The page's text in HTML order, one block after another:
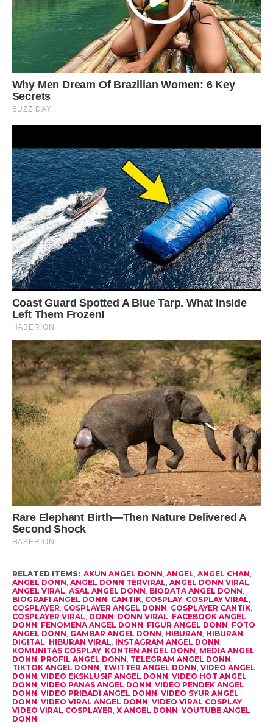
RELATED ITEMS: AKUN ANGEL DONN, ANGEL, ANGEL CHAN,
ANGEL DONN, ANGEL DONN TERVIRAL, ANGEL DONN VIRAL,
ANGEL VIRAL, ASAL ANGEL DONN, BIODATA ANGEL DONN,
BIOGRAFI ANGEL DONN, CANTIK, COSPLAY, COSPLAY VIRAL,
COSPLAYER, COSPLAYER ANGEL DONN, COSPLAYER CANTIK,
COSPLAYER VIRAL, DONN, DONN VIRAL, FACEBOOK ANGEL
DONN, FENOMENA ANGEL DONN, FIGUR ANGEL DONN, FOTO
ANGEL DONN, GAMBAR ANGEL DONN, HIBURAN, HIBURAN
DIGITAL, HIBURAN VIRAL, INSTAGRAM ANGEL DONN,
KOMUNITAS COSPLAY, KONTEN ANGEL DONN, MEDIA ANGEL
DONN, PROFIL ANGEL DONN, TELEGRAM ANGEL DONN,
TIKTOK ANGEL DONN, TWITTER ANGEL DONN, VIDEO ANGEL
DONN, VIDEO EKSKLUSIF ANGEL DONN, VIDEO HOT ANGEL
DONN, VIDEO PANAS ANGEL DONN, VIDEO PENDEK ANGEL
DONN, VIDEO PRIBADI ANGEL DONN, VIDEO SYUR ANGEL
DONN, VIDEO VIRAL ANGEL DONN, VIDEO VIRAL COSPLAY,
VIDEO VIRAL COSPLAYER, X ANGEL DONN, YOUTUBE ANGEL
DONN